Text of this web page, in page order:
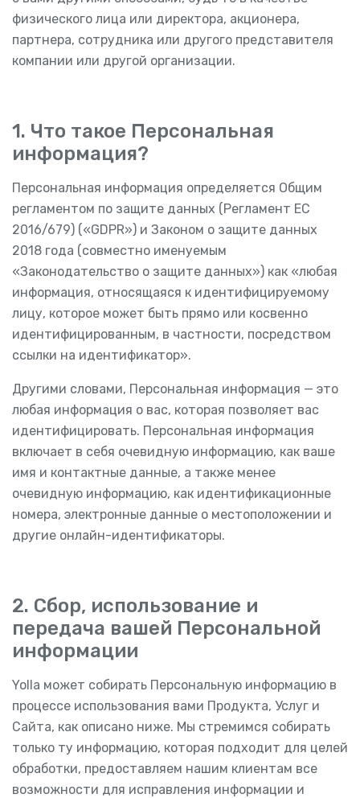
физического лица или директора, акционера,
партнера, сотрудника или другого представителя
компании или другой организации.
1. Что такое Персональная
информация?
Персональная информация определяется Общим
регламентом по защите данных (Регламент ЕС
2016/679) («GDPR») и Законом о защите данных
2018 года (совместно именуемым
«Законодательство о защите данных») как «любая
информация, относящаяся к идентифицируемому
лицу, которое может быть прямо или косвенно
идентифицированным, в частности, посредством
ссылки на идентификатор».
Другими словами, Персональная информация — это
любая информация о вас, которая позволяет вас
идентифицировать. Персональная информация
включает в себя очевидную информацию, как ваше
имя и контактные данные, а также менее
очевидную информацию, как идентификационные
номера, электронные данные о местоположении и
другие онлайн-идентификаторы.
2. Сбор, использование и
передача вашей Персональной
информации
Yolla может собирать Персональную информацию в
процессе использования вами Продукта, Услуг и
Сайта, как описано ниже. Мы стремимся собирать
только ту информацию, которая подходит для целей
обработки, предоставляем нашим клиентам все
возможности для исправления информации и